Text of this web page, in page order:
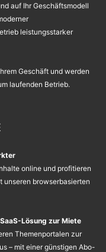
auf Ihr Geschäftsmodell
leistungsstarker
Geschäft und werden
laufenden Betrieb.
online und profitieren
unseren browserbasierten
Lösung zur Miete
Themenportalen zur
– mit einer günstigen Abo-